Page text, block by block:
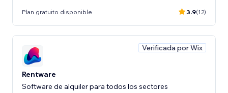
Plan gratuito disponible 3.9(12)
Verificada por Wix
Rentware
Software de alquiler para todos los sectores